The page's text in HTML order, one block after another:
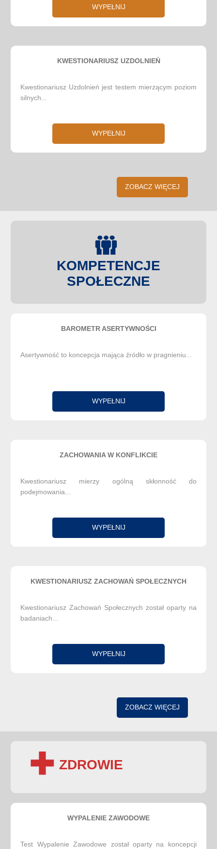
WYPEŁNIJ
KWESTIONARIUSZ UZDOLNIEŃ
Kwestionariusz Uzdolnień jest testem mierzącym poziom
silnych...
WYPEŁNIJ
ZOBACZ WIĘCEJ
KOMPETENCJE
SPOŁECZNE
BAROMETR ASERTYWNOŚCI
Asertywność to koncepcja mająca źródło w pragnieniu...
WYPEŁNIJ
ZACHOWANIA W KONFLIKCIE
Kwestionariusz mierzy ogólną skłonność do
podejmowania...
WYPEŁNIJ
KWESTIONARIUSZ ZACHOWAŃ SPOŁECZNYCH
Kwestionariusz Zachowań Społecznych został oparty na
badaniach...
WYPEŁNIJ
ZOBACZ WIĘCEJ
ZDROWIE
WYPALENIE ZAWODOWE
Test Wypalenie Zawodowe został oparty na koncepcji